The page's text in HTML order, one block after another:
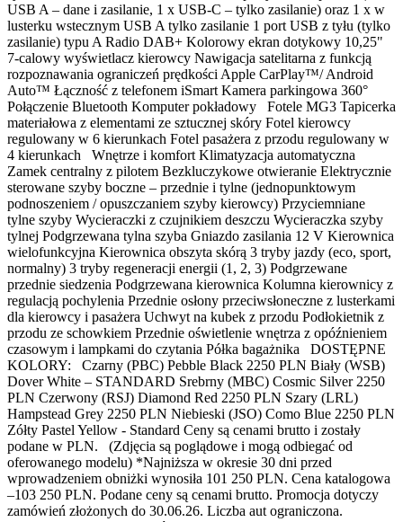
USB A – dane i zasilanie, 1 x USB-C – tylko zasilanie) oraz 1 x w
lusterku wstecznym USB A tylko zasilanie 1 port USB z tyłu (tylko
zasilanie) typu A Radio DAB+ Kolorowy ekran dotykowy 10,25"
7-calowy wyświetlacz kierowcy Nawigacja satelitarna z funkcją
rozpoznawania ograniczeń prędkości Apple CarPlay™/ Android
Auto™ Łączność z telefonem iSmart Kamera parkingowa 360°
Połączenie Bluetooth Komputer pokładowy Fotele MG3 Tapicerka
materiałowa z elementami ze sztucznej skóry Fotel kierowcy
regulowany w 6 kierunkach Fotel pasażera z przodu regulowany w
4 kierunkach Wnętrze i komfort Klimatyzacja automatyczna
Zamek centralny z pilotem Bezkluczykowe otwieranie Elektrycznie
sterowane szyby boczne – przednie i tylne (jednopunktowym
podnoszeniem / opuszczaniem szyby kierowcy) Przyciemniane
tylne szyby Wycieraczki z czujnikiem deszczu Wycieraczka szyby
tylnej Podgrzewana tylna szyba Gniazdo zasilania 12 V Kierownica
wielofunkcyjna Kierownica obszyta skórą 3 tryby jazdy (eco, sport,
normalny) 3 tryby regeneracji energii (1, 2, 3) Podgrzewane
przednie siedzenia Podgrzewana kierownica Kolumna kierownicy z
regulacją pochylenia Przednie osłony przeciwsłoneczne z lusterkami
dla kierowcy i pasażera Uchwyt na kubek z przodu Podłokietnik z
przodu ze schowkiem Przednie oświetlenie wnętrza z opóźnieniem
czasowym i lampkami do czytania Półka bagażnika DOSTĘPNE
KOLORY: Czarny (PBC) Pebble Black 2250 PLN Biały (WSB)
Dover White – STANDARD Srebrny (MBC) Cosmic Silver 2250
PLN Czerwony (RSJ) Diamond Red 2250 PLN Szary (LRL)
Hampstead Grey 2250 PLN Niebieski (JSO) Como Blue 2250 PLN
Zółty Pastel Yellow - Standard Ceny są cenami brutto i zostały
podane w PLN. (Zdjęcia są poglądowe i mogą odbiegać od
oferowanego modelu) *Najniższa w okresie 30 dni przed
wprowadzeniem obniżki wynosiła 101 250 PLN. Cena katalogowa
–103 250 PLN. Podane ceny są cenami brutto. Promocja dotyczy
zamówień złożonych do 30.06.26. Liczba aut ograniczona.